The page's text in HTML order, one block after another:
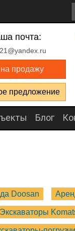
почта:
продажу
предложение
Блог
Doosan
Экскаваторы